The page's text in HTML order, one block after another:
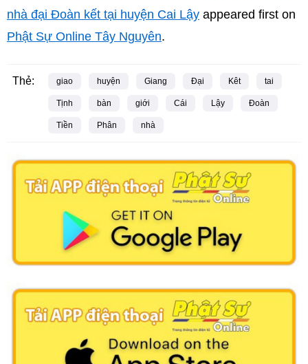
nhà đại Đoàn kết tại huyện Cai Lậy appeared first on
Phật Sự Online Tây Nguyên.
Thẻ: giao huyện Giang Đại Kêt tai
Tịnh bàn giới Cái Lậy Đoàn
Tiền Phân nhà